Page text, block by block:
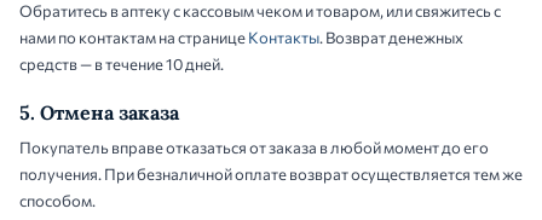
Обратитесь в аптеку с кассовым чеком и товаром, или свяжитесь с
нами по контактам на страницеКонтакты. Возврат денежных
средств — в течение 10 дней.
5. Отмена заказа
Покупатель вправе отказаться от заказа в любой момент до его
получения. При безналичной оплате возврат осуществляется тем же
способом.